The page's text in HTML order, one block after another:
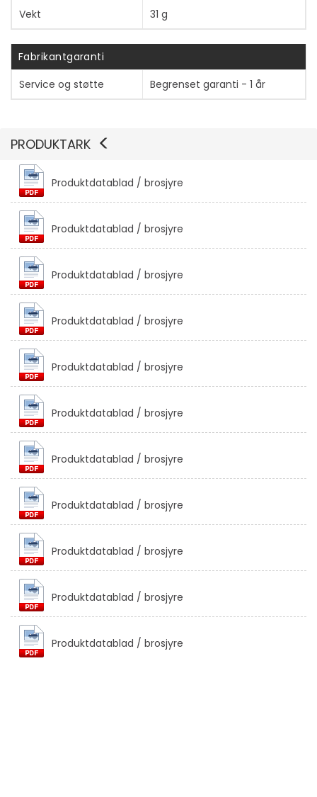
Vis mer
Vekt 31 g
Fabrikantgaranti
Service og støtte
Begrenset garanti - 1 år
Vis mer
PRODUKTARK
Produktdatablad / brosjyre
Produktdatablad / brosjyre
Produktdatablad / brosjyre
Produktdatablad / brosjyre
Produktdatablad / brosjyre
Produktdatablad / brosjyre
Produktdatablad / brosjyre
Produktdatablad / brosjyre
Produktdatablad / brosjyre
Produktdatablad / brosjyre
Produktdatablad / brosjyre